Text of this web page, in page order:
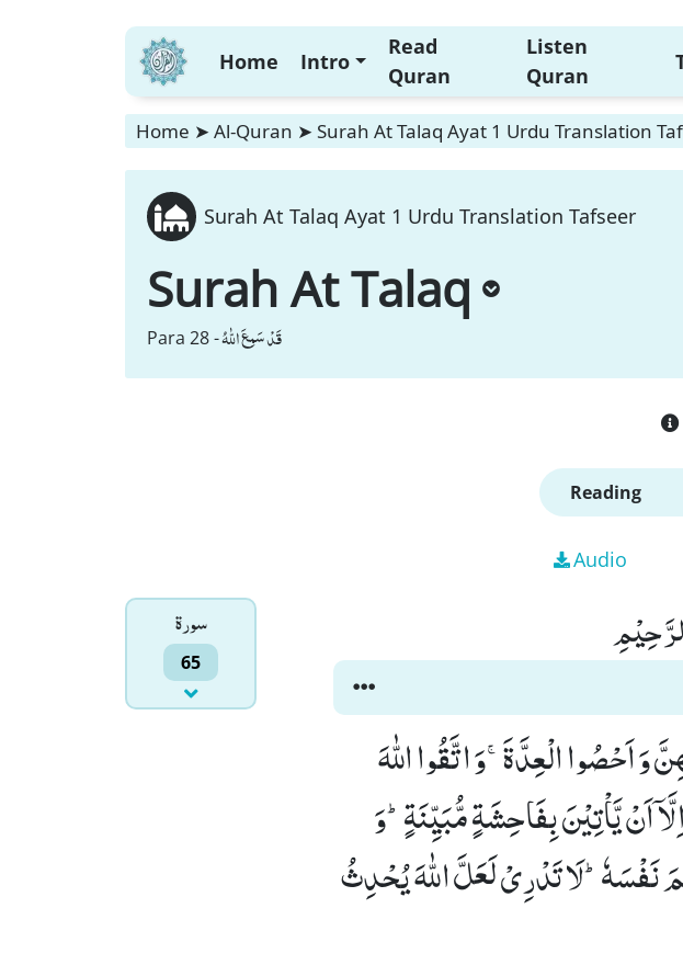
Home Intro
Read
Quran
Listen
Quran
Home ➤ Al-Quran ➤ Surah At Talaq Ayat 1 Urdu Translation
Surah At Talaq Ayat 1 Urdu Translation Tafseer
Surah At Talaq
Para 28 -قَدْ سَمِعَ اللّٰهُ
Reading
Audio
سورۃ
65
وَ اَحْصُوا الْعِدَّةَۚ-وَ اتَّقُوا اللّٰهَ
اَنْ یَّاْتِیْنَ بِفَاحِشَةٍ مُّبَیِّنَةٍؕ-وَ
نَفْسَهٗؕ-لَا تَدْرِیْ لَعَلَّ اللّٰهَ یُحْدِثُ